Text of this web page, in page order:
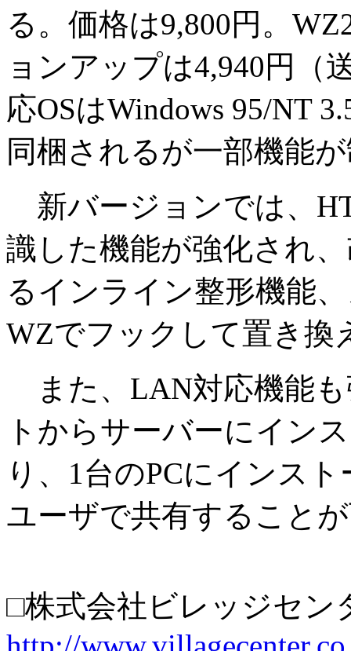
る。価格は9,800円。
ョンアップは4,940円（
応OSはWindows 95/NT
同梱されるが一部機能
新バージョンでは、
識した機能が強化され
るインライン整形機能
WZでフックして置き換
また、LAN対応機能
トからサーバーにイン
り、1台のPCにインス
ユーザで共有すること
□株式会社ビレッジセン